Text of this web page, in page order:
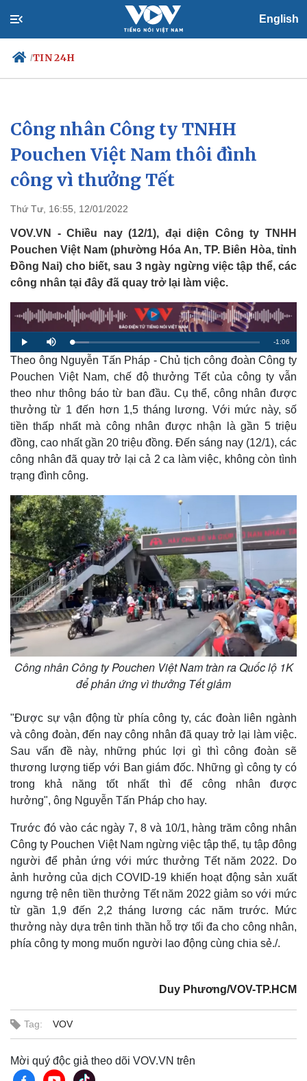
English
/TIN 24H
Chính trị
Đảng
Tổ chức nhân sự
Quốc hội
Nhận diện sự thật
Xã hội
Tin 24h
Dự báo thời tiết
Giáo dục
Công nhân Công ty TNHH
Pouchen Việt Nam thôi đình
công vì thưởng Tết
Thứ Tư, 16:55, 12/01/2022
VOV.VN - Chiều nay (12/1), đại diện Công ty TNHH
Pouchen Việt Nam (phường Hóa An, TP. Biên Hòa, tỉnh
Đồng Nai) cho biết, sau 3 ngày ngừng việc tập thể, các
công nhân tại đây đã quay trở lại làm việc.
P
l
a
y
M
u
t
e
L
o
a
d
e
9
.
2
9
R
e
n
T
i
e
-1:06
Theo ông Nguyễn Tấn Pháp - Chủ tịch công đoàn Công ty
Pouchen Việt Nam, chế độ thưởng Tết của công ty vẫn
theo như thông báo từ ban đầu. Cụ thể, công nhân được
thưởng từ 1 đến hơn 1,5 tháng lương. Với mức này, số
tiền thấp nhất mà công nhân được nhận là gần 5 triệu
đồng, cao nhất gần 20 triệu đồng. Đến sáng nay (12/1), các
công nhân đã quay trở lại cả 2 ca làm việc, không còn tình
trạng đình công.
Công nhân Công ty Pouchen Việt Nam tràn ra Quốc lộ 1K
để phản ứng vì thưởng Tết giảm
"Được sự vận động từ phía công ty, các đoàn liên ngành
và công đoàn, đến nay công nhân đã quay trở lại làm việc.
Sau vấn đề này, những phúc lợi gì thì công đoàn sẽ
thương lượng tiếp với Ban giám đốc. Những gì công ty có
trong khả năng tốt nhất thì để công nhân được
hưởng", ông Nguyễn Tấn Pháp cho hay.
Trước đó vào các ngày 7, 8 và 10/1, hàng trăm công nhân
Công ty Pouchen Việt Nam ngừng việc tập thể, tụ tập đông
người để phản ứng với mức thưởng Tết năm 2022. Do
ảnh hưởng của dịch COVID-19 khiến hoạt động sản xuất
ngưng trệ nên tiền thưởng Tết năm 2022 giảm so với mức
từ gần 1,9 đến 2,2 tháng lương các năm trước. Mức
thưởng này dựa trên tinh thần hỗ trợ tối đa cho công nhân,
phía công ty mong muốn người lao động cùng chia sẻ./.
Duy Phương/VOV-TP.HCM
Tag: VOV
Mời quý độc giả theo dõi VOV.VN trên